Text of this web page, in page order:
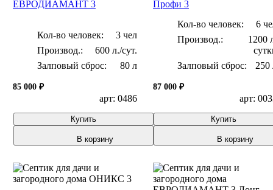
ЕВРОДИАМАНТ 3
Кол-во человек:
3 чел
600 л./сут.
Залповый сброс:
80 л
85 000 ₽
арт: 0486
Купить
В корзину
Профи 3
Кол-во человек:
6
1200
Залповый сброс:
250
87 000 ₽
арт:
Купить
В корзину